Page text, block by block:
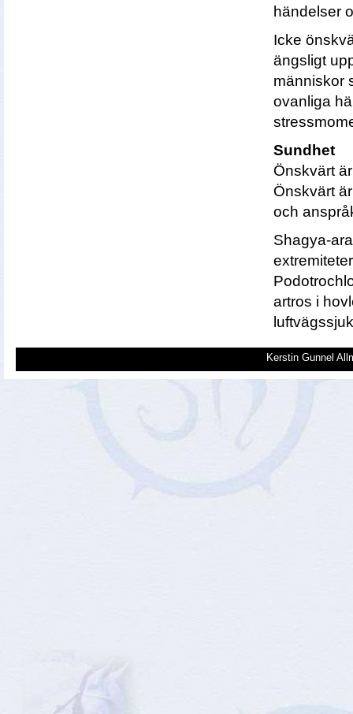
händelser
Icke
ängsligt
människor
ovanliga
Sundhet
Önskvärt
Önskvärt
och
Shagya-
artros i
Kerstin Gunnel